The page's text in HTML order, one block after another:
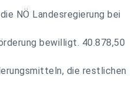
NÖ Landesregierung bei
bewilligt. 40.878,50
die restlichen